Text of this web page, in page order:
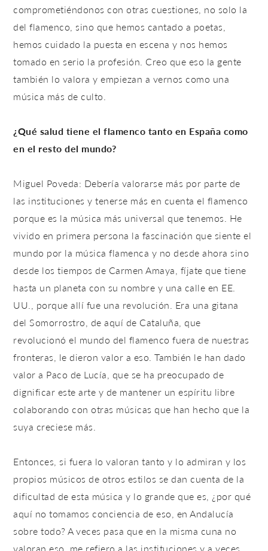
comprometiéndonos con otras cuestiones, no solo la
del flamenco, sino que hemos cantado a poetas,
hemos cuidado la puesta en escena y nos hemos
tomado en serio la profesión. Creo que eso la gente
también lo valora y empiezan a vernos como una
música más de culto.
¿Qué salud tiene el flamenco tanto en España como
en el resto del mundo?
Miguel Poveda: Debería valorarse más por parte de
las instituciones y tenerse más en cuenta el flamenco
porque es la música más universal que tenemos. He
vivido en primera persona la fascinación que siente el
mundo por la música flamenca y no desde ahora sino
desde los tiempos de Carmen Amaya, fíjate que tiene
hasta un planeta con su nombre y una calle en EE.
UU., porque allí fue una revolución. Era una gitana
del Somorrostro, de aquí de Cataluña, que
revolucionó el mundo del flamenco fuera de nuestras
fronteras, le dieron valor a eso. También le han dado
valor a Paco de Lucía, que se ha preocupado de
dignificar este arte y de mantener un espíritu libre
colaborando con otras músicas que han hecho que la
suya creciese más.
Entonces, si fuera lo valoran tanto y lo admiran y los
propios músicos de otros estilos se dan cuenta de la
dificultad de esta música y lo grande que es, ¿por qué
aquí no tomamos conciencia de eso, en Andalucía
sobre todo? A veces pasa que en la misma cuna no